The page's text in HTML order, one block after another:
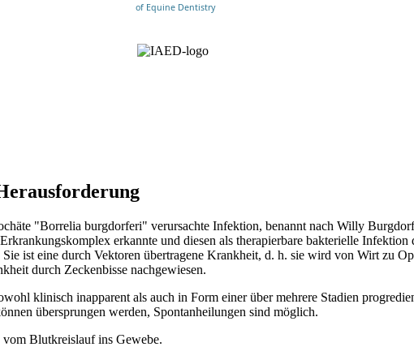
of Equine Dentistry
"Borrelia burgdorferi" verursachte Infektion, benannt nach Willy
erkannte und diesen als therapierbare bakterielle
ist eine durch Vektoren übertragene Krankheit, d. h. sie wird von Wirt zu
durch Zeckenbisse nachgewiesen.
klinisch inapparent als auch in Form einer über mehrere Stadien
übersprungen werden, Spontanheilungen sind möglich.
Blutkreislauf ins Gewebe.